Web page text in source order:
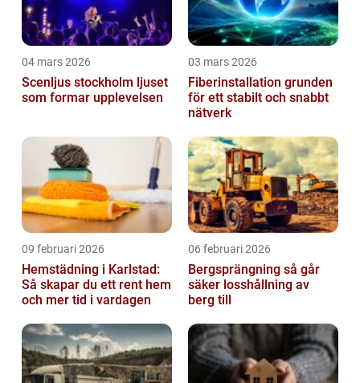
04 mars 2026
Scenljus stockholm ljuset
som formar upplevelsen
03 mars 2026
Fiberinstallation grunden
för ett stabilt och snabbt
nätverk
09 februari 2026
Hemstädning i Karlstad:
Så skapar du ett rent hem
och mer tid i vardagen
06 februari 2026
Bergsprängning så går
säker losshållning av
berg till